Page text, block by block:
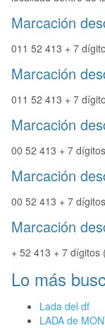
Marcación
011 52 413 + 7
Marcación
011 52 413 + 7
Marcación
00 52 413 + 7
Marcación
00 52 413 + 7
Marcación
+ 52 413 + 7 dígitos
Lo más
Lada del df
LADA de